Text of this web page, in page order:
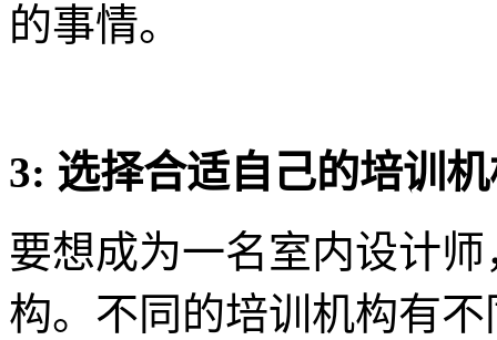
的事情。
3: 选择合适自己的培训
要想成为一名室内设计
构。不同的培训机构有